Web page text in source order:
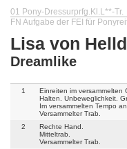
01 Pony-Dressurprfg.Kl.L**-Tr.
FN Aufgabe der FEI für
Lisa von
Dreamlike
1
Einreiten im versammelten
Halten. Unbeweglichkeit.
Im versammelten Tempo
Versammelter Trab.
2
Rechte Hand.
Mitteltrab.
Versammelter Trab.